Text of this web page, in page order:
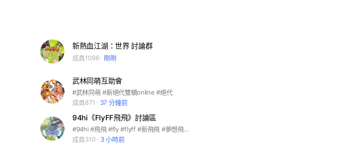
新熱血江湖：世界 討論群
成員1096 剛剛
武林同萌互助會
#武林同萌 #新絕代雙驕online #絕代
成員871
37 分鐘前
94hi《FlyFF飛飛》討論區
#94hi #飛飛 #fly #flyff #新飛飛 #夢想飛飛 #94飛飛 #爆咒 #浪人 #研術 #神職 #溜刃 #暗殺 #騎士
成員310
3 小時前